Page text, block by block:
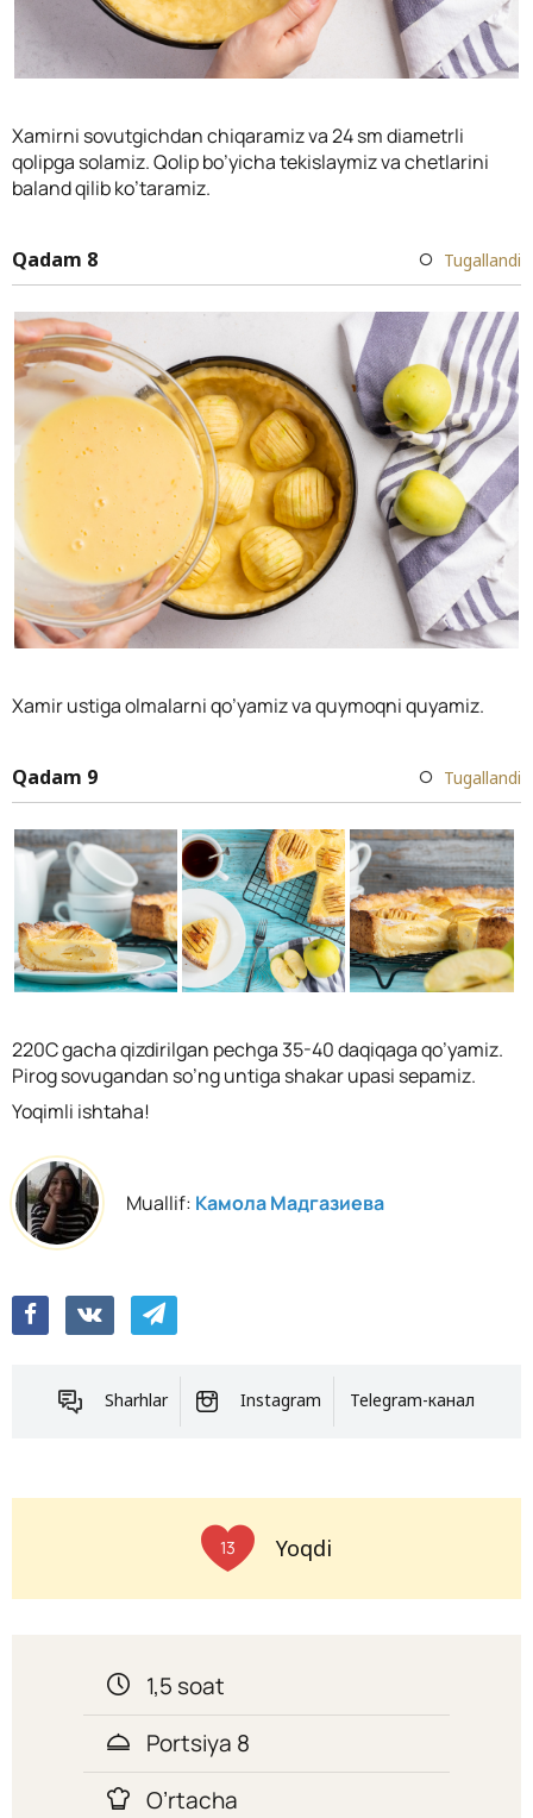
Xamirni sovutgichdan chiqaramiz va 24 sm diametrli
qolipga solamiz. Qolip bo’yicha tekislaymiz va chetlarini
baland qilib ko’taramiz.
Qadam 8 Tugallandi
Xamir ustiga olmalarni qo’yamiz va quymoqni quyamiz.
Qadam 9 Tugallandi
220С gacha qizdirilgan pechga 35-40 daqiqaga qo’yamiz.
Pirog sovugandan so’ng untiga shakar upasi sepamiz.
Yoqimli ishtaha!
Muallif: Камола Мадгазиева
Sharhlar Instagram Telegram-канал
13 Yoqdi
1,5 soat
Portsiya 8
O’rtacha